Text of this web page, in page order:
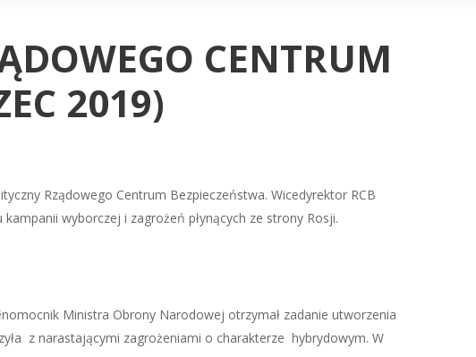
CENTRUM
2019)
Rządowego Centrum Bezpieczeństwa. Wicedyrektor RCB
wyborczej i zagrożeń płynących ze strony Rosji.
Ministra Obrony Narodowej otrzymał zadanie utworzenia
z narastającymi zagrożeniami o charakterze hybrydowym. W